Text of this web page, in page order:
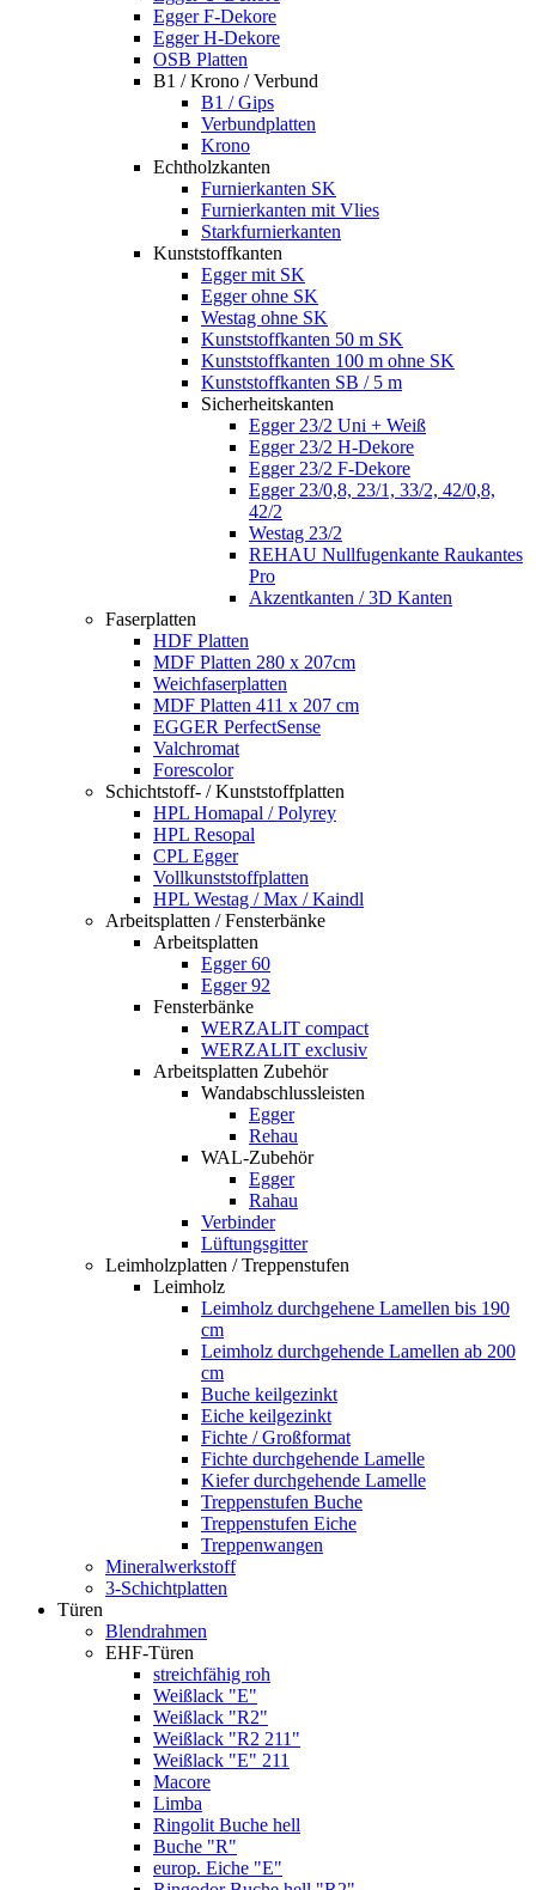
Egger F-Dekore
Egger H-Dekore
OSB Platten
B1 / Krono / Verbund
B1 / Gips
Verbundplatten
Krono
Echtholzkanten
Furnierkanten SK
Furnierkanten mit Vlies
Starkfurnierkanten
Kunststoffkanten
Egger mit SK
Egger ohne SK
Westag ohne SK
Kunststoffkanten 50 m SK
Kunststoffkanten 100 m ohne SK
Kunststoffkanten SB / 5 m
Sicherheitskanten
Egger 23/2 Uni + Weiß
Egger 23/2 H-Dekore
Egger 23/2 F-Dekore
Egger 23/0,8, 23/1, 33/2, 42/0,8,
42/2
Westag 23/2
REHAU Nullfugenkante Raukantes
Pro
Akzentkanten / 3D Kanten
Faserplatten
HDF Platten
MDF Platten 280 x 207cm
Weichfaserplatten
MDF Platten 411 x 207 cm
EGGER PerfectSense
Valchromat
Forescolor
Schichtstoff- / Kunststoffplatten
HPL Homapal / Polyrey
HPL Resopal
CPL Egger
Vollkunststoffplatten
HPL Westag / Max / Kaindl
Arbeitsplatten / Fensterbänke
Arbeitsplatten
Egger 60
Egger 92
Fensterbänke
WERZALIT compact
WERZALIT exclusiv
Arbeitsplatten Zubehör
Wandabschlussleisten
Egger
Rehau
WAL-Zubehör
Egger
Rahau
Verbinder
Lüftungsgitter
Leimholzplatten / Treppenstufen
Leimholz
Leimholz durchgehene Lamellen bis 190
cm
Leimholz durchgehende Lamellen ab 200
cm
Buche keilgezinkt
Eiche keilgezinkt
Fichte / Großformat
Fichte durchgehende Lamelle
Kiefer durchgehende Lamelle
Treppenstufen Buche
Treppenstufen Eiche
Treppenwangen
Mineralwerkstoff
3-Schichtplatten
Türen
Blendrahmen
EHF-Türen
streichfähig roh
Weißlack "E"
Weißlack "R2"
Weißlack "R2 211"
Weißlack "E" 211
Macore
Limba
Ringolit Buche hell
Buche "R"
europ. Eiche "E"